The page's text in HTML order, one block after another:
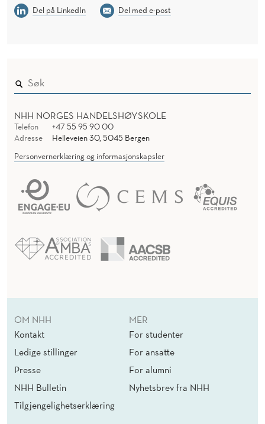
Del på LinkedIn
Del med e-post
NHH NORGES HANDELSHØYSKOLE
Telefon
+47 55 95 90 00
Adresse
Helleveien 30, 5045 Bergen
Personvernerklæring og informasjonskapsler
OM NHH
Kontakt
Ledige stillinger
Presse
NHH Bulletin
Tilgjengelighetserklæring
MER
For studenter
For ansatte
For alumni
Nyhetsbrev fra NHH